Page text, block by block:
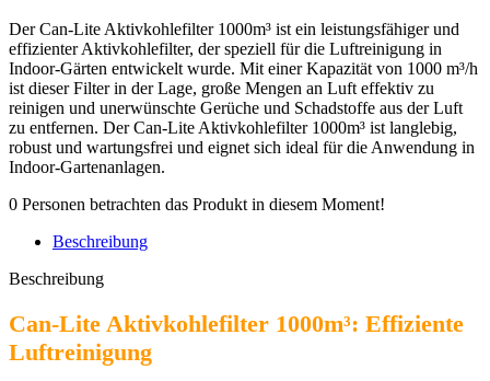
Der Can-Lite Aktivkohlefilter 1000m³ ist ein leistungsfähiger und
effizienter Aktivkohlefilter, der speziell für die Luftreinigung in
Indoor-Gärten entwickelt wurde. Mit einer Kapazität von 1000 m³/h
ist dieser Filter in der Lage, große Mengen an Luft effektiv zu
reinigen und unerwünschte Gerüche und Schadstoffe aus der Luft
zu entfernen. Der Can-Lite Aktivkohlefilter 1000m³ ist langlebig,
robust und wartungsfrei und eignet sich ideal für die Anwendung in
Indoor-Gartenanlagen.
0 Personen betrachten das Produkt in diesem Moment!
Beschreibung
Beschreibung
Can-Lite Aktivkohlefilter 1000m³: Effiziente
Luftreinigung